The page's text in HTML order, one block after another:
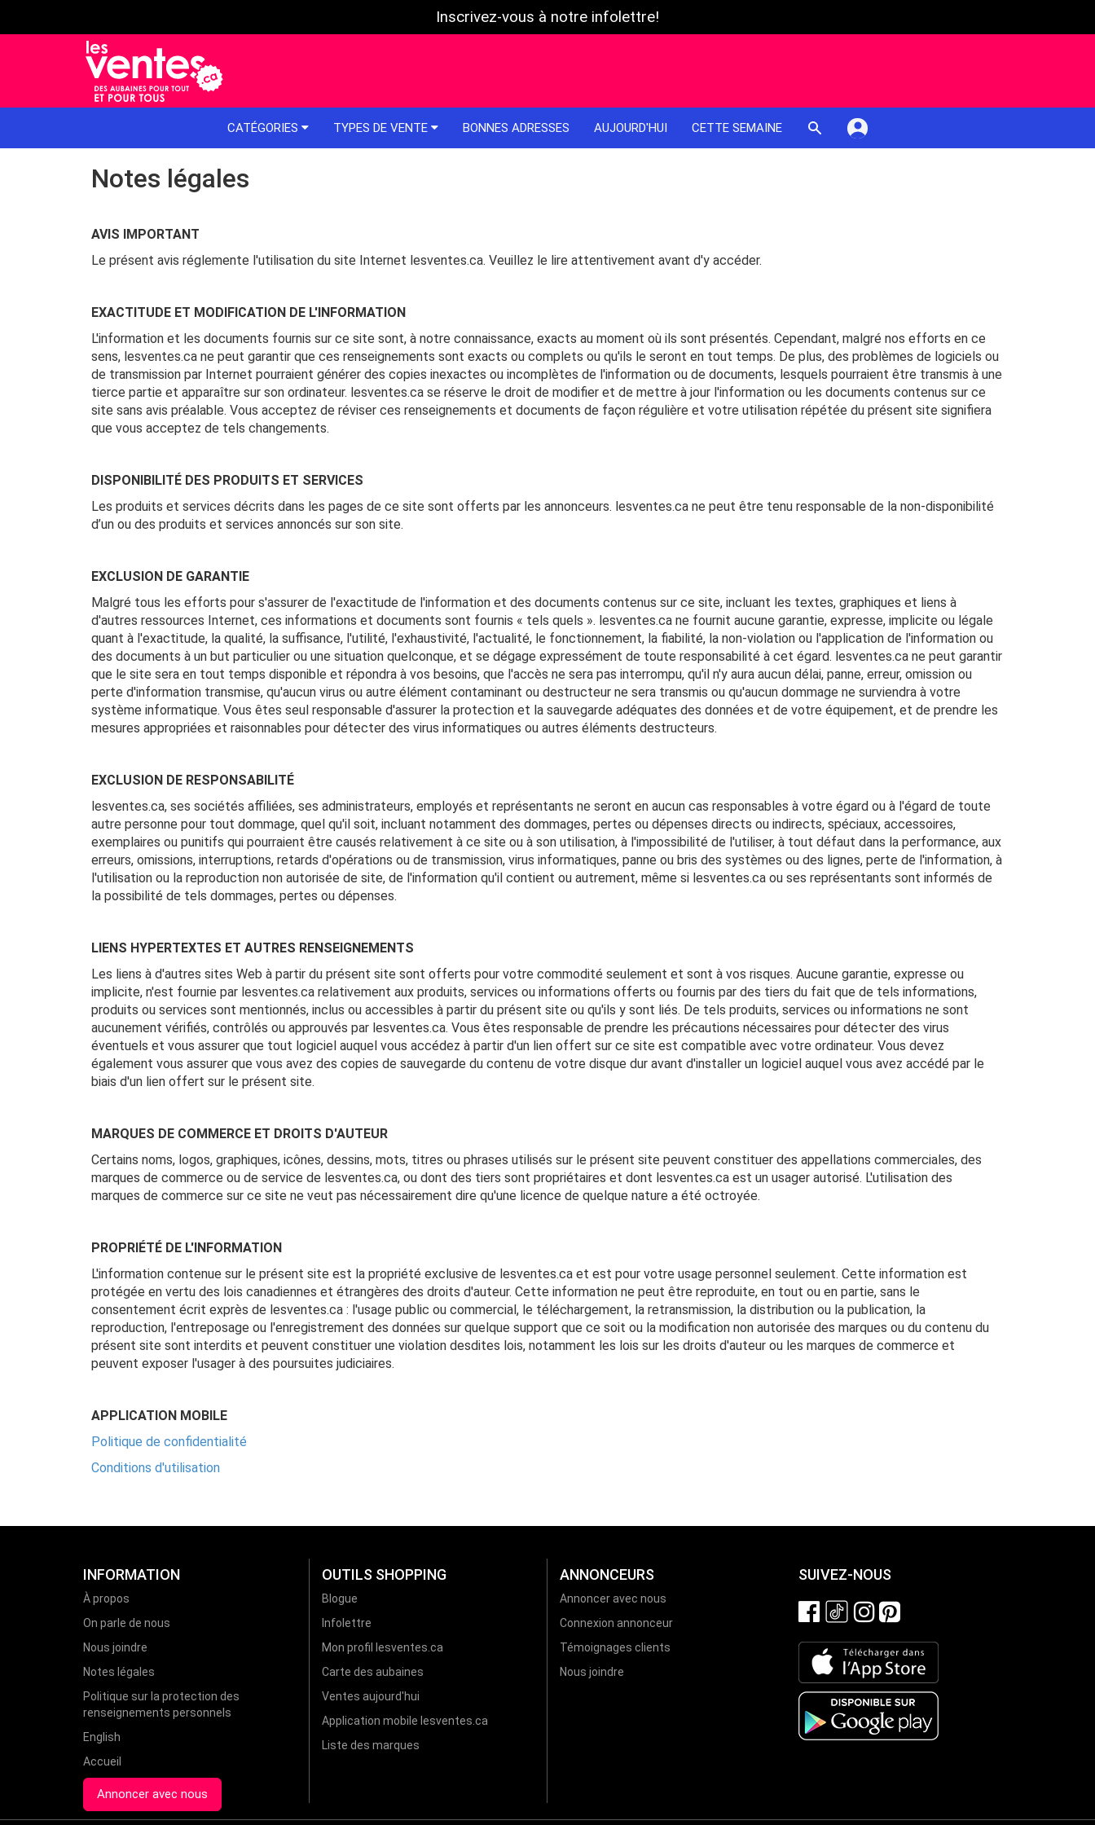
Inscrivez-vous à notre infolettre!
CATÉGORIES TYPES DE VENTE BONNES ADRESSES AUJOURD'HUI CETTE SEMAINE
Notes légales
AVIS IMPORTANT
Le présent avis réglemente l'utilisation du site Internet lesventes.ca. Veuillez le lire attentivement avant d'y accéder.
EXACTITUDE ET MODIFICATION DE L'INFORMATION
L'information et les documents fournis sur ce site sont, à notre connaissance, exacts au moment où ils sont présentés. Cependant, malgré nos efforts en ce
sens, lesventes.ca ne peut garantir que ces renseignements sont exacts ou complets ou qu'ils le seront en tout temps. De plus, des problèmes de logiciels ou
de transmission par Internet pourraient générer des copies inexactes ou incomplètes de l'information ou de documents, lesquels pourraient être transmis à une
tierce partie et apparaître sur son ordinateur. lesventes.ca se réserve le droit de modifier et de mettre à jour l'information ou les documents contenus sur ce
site sans avis préalable. Vous acceptez de réviser ces renseignements et documents de façon régulière et votre utilisation répétée du présent site signifiera
que vous acceptez de tels changements.
DISPONIBILITÉ DES PRODUITS ET SERVICES
Les produits et services décrits dans les pages de ce site sont offerts par les annonceurs. lesventes.ca ne peut être tenu responsable de la non-disponibilité
d’un ou des produits et services annoncés sur son site.
EXCLUSION DE GARANTIE
Malgré tous les efforts pour s'assurer de l'exactitude de l'information et des documents contenus sur ce site, incluant les textes, graphiques et liens à
d'autres ressources Internet, ces informations et documents sont fournis « tels quels ». lesventes.ca ne fournit aucune garantie, expresse, implicite ou légale
quant à l'exactitude, la qualité, la suffisance, l'utilité, l'exhaustivité, l'actualité, le fonctionnement, la fiabilité, la non-violation ou l'application de l'information ou
des documents à un but particulier ou une situation quelconque, et se dégage expressément de toute responsabilité à cet égard. lesventes.ca ne peut garantir
que le site sera en tout temps disponible et répondra à vos besoins, que l'accès ne sera pas interrompu, qu'il n'y aura aucun délai, panne, erreur, omission ou
perte d'information transmise, qu'aucun virus ou autre élément contaminant ou destructeur ne sera transmis ou qu'aucun dommage ne surviendra à votre
système informatique. Vous êtes seul responsable d'assurer la protection et la sauvegarde adéquates des données et de votre équipement, et de prendre les
mesures appropriées et raisonnables pour détecter des virus informatiques ou autres éléments destructeurs.
EXCLUSION DE RESPONSABILITÉ
lesventes.ca, ses sociétés affiliées, ses administrateurs, employés et représentants ne seront en aucun cas responsables à votre égard ou à l'égard de toute
autre personne pour tout dommage, quel qu'il soit, incluant notamment des dommages, pertes ou dépenses directs ou indirects, spéciaux, accessoires,
exemplaires ou punitifs qui pourraient être causés relativement à ce site ou à son utilisation, à l'impossibilité de l'utiliser, à tout défaut dans la performance, aux
erreurs, omissions, interruptions, retards d'opérations ou de transmission, virus informatiques, panne ou bris des systèmes ou des lignes, perte de l'information, à
l'utilisation ou la reproduction non autorisée de site, de l'information qu'il contient ou autrement, même si lesventes.ca ou ses représentants sont informés de
la possibilité de tels dommages, pertes ou dépenses.
LIENS HYPERTEXTES ET AUTRES RENSEIGNEMENTS
Les liens à d'autres sites Web à partir du présent site sont offerts pour votre commodité seulement et sont à vos risques. Aucune garantie, expresse ou
implicite, n'est fournie par lesventes.ca relativement aux produits, services ou informations offerts ou fournis par des tiers du fait que de tels informations,
produits ou services sont mentionnés, inclus ou accessibles à partir du présent site ou qu'ils y sont liés. De tels produits, services ou informations ne sont
aucunement vérifiés, contrôlés ou approuvés par lesventes.ca. Vous êtes responsable de prendre les précautions nécessaires pour détecter des virus
éventuels et vous assurer que tout logiciel auquel vous accédez à partir d'un lien offert sur ce site est compatible avec votre ordinateur. Vous devez
également vous assurer que vous avez des copies de sauvegarde du contenu de votre disque dur avant d'installer un logiciel auquel vous avez accédé par le
biais d'un lien offert sur le présent site.
MARQUES DE COMMERCE ET DROITS D'AUTEUR
Certains noms, logos, graphiques, icônes, dessins, mots, titres ou phrases utilisés sur le présent site peuvent constituer des appellations commerciales, des
marques de commerce ou de service de lesventes.ca, ou dont des tiers sont propriétaires et dont lesventes.ca est un usager autorisé. L'utilisation des
marques de commerce sur ce site ne veut pas nécessairement dire qu'une licence de quelque nature a été octroyée.
PROPRIÉTÉ DE L'INFORMATION
L'information contenue sur le présent site est la propriété exclusive de lesventes.ca et est pour votre usage personnel seulement. Cette information est
protégée en vertu des lois canadiennes et étrangères des droits d'auteur. Cette information ne peut être reproduite, en tout ou en partie, sans le
consentement écrit exprès de lesventes.ca : l'usage public ou commercial, le téléchargement, la retransmission, la distribution ou la publication, la
reproduction, l'entreposage ou l'enregistrement des données sur quelque support que ce soit ou la modification non autorisée des marques ou du contenu du
présent site sont interdits et peuvent constituer une violation desdites lois, notamment les lois sur les droits d'auteur ou les marques de commerce et
peuvent exposer l'usager à des poursuites judiciaires.
APPLICATION MOBILE
Politique de confidentialité
Conditions d'utilisation
INFORMATION
À propos
On parle de nous
Nous joindre
Notes légales
Politique sur la protection des
renseignements personnels
English
Accueil
Annoncer avec nous
OUTILS SHOPPING
Blogue
Infolettre
Mon profil lesventes.ca
Carte des aubaines
Ventes aujourd'hui
Application mobile lesventes.ca
Liste des marques
ANNONCEURS
Annoncer avec nous
Connexion annonceur
Témoignages clients
Nous joindre
SUIVEZ-NOUS